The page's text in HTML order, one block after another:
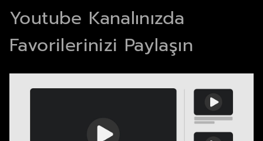
Youtube Kanalınızda
Favorilerinizi Paylaşın